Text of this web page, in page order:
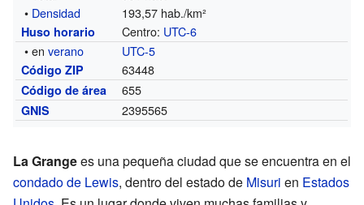
• Densidad 193,57 hab./km²
Huso horario Centro: UTC-6
• enverano UTC-5
Código ZIP 63448
Código de área 655
GNIS 2395565
La Grangees una pequeña ciudad que se encuentra en el
condado de Lewis, dentro del estado de Misuri en Estados